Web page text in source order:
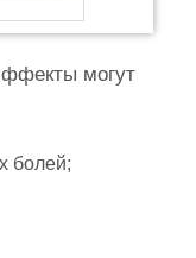
могут
болей;